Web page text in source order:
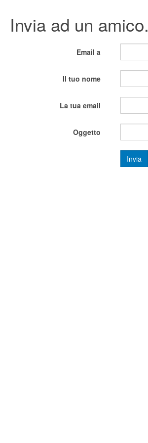
Invia ad un amico.
Email a
Il tuo nome
La tua email
Oggetto
Invia